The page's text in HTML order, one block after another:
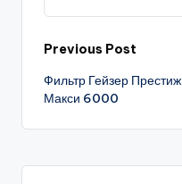
Post
navigation
Previous Post
Фильтр Гейзер Престиж
Макси 6000